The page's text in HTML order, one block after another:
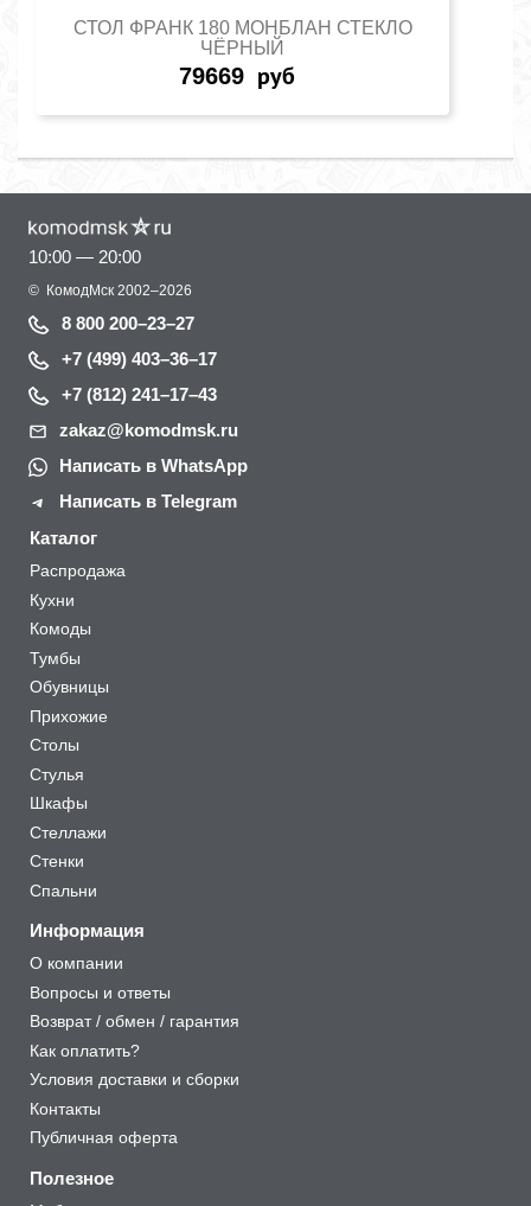
СТОЛ ФРАНК 180 МОНБЛАН СТЕКЛО
ЧЁРНЫЙ
79669 руб
10:00 — 20:00
© КомодМск 2002–2026
8 800 200–23–27
+7 (499) 403–36–17
+7 (812) 241–17–43
zakaz@komodmsk.ru
Написать в WhatsApp
Написать в Telegram
Каталог
Распродажа
Кухни
Комоды
Тумбы
Обувницы
Прихожие
Столы
Стулья
Шкафы
Стеллажи
Стенки
Спальни
Информация
О компании
Вопросы и ответы
Возврат / обмен / гарантия
Как оплатить?
Условия доставки и сборки
Контакты
Публичная оферта
Полезное